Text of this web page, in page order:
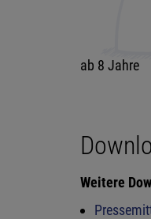
ab 8 Jahre
Weitere